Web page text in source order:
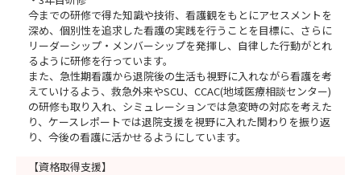
今までの研修で得た知識や技術、看護観をもとにアセスメントを
深め、個別性を追求した看護の実践を行うことを目標に、さらに
リーダーシップ・メンバーシップを発揮し、自律した行動がとれ
るように研修を行っています。
また、急性期看護から退院後の生活も視野に入れながら看護を考
えていけるよう、救急外来やSCU、CCAC(地域医療相談センター)
の研修も取り入れ、シミュレーションでは急変時の対応を考えた
り、ケースレポートでは退院支援を視野に入れた関わりを振り返
り、今後の看護に活かせるようにしています。
【資格取得支援】